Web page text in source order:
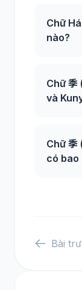
Chữ
nào?
Chữ 季
và
Chữ 季
có bao
Bài